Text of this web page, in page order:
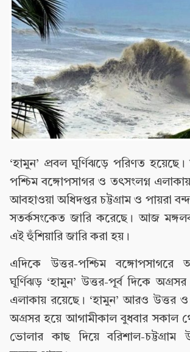
‘হামুন’ প্রবল ঘূর্ণিঝড়ে পরিণত হয়েছে।
পশ্চিম বঙ্গোপসাগর ও তৎসংলগ্ন
আবহাওয়া অধিদপ্তর চট্টগ্রাম ও পায়রা
সতর্কসংকেত জারি করেছে। আজ
এই হুঁশিয়ারি জারি করা হয়।
এদিকে উত্তর-পশ্চিম বঙ্গোপসাগরে
ঘূর্ণিঝড় ‘হামুন’ উত্তর-পূর্ব দিকে
এলাকায় রয়েছে। ‘হামুন’ আরও উত্তর ও
অগ্রসর হয়ে আগামীকাল বুধবার সকাল
ভোলার কাছ দিয়ে বরিশাল-